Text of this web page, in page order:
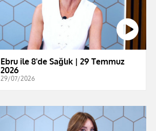
Ebru ile 8'de Sağlık | 29 Temmuz
2026
29/07/2026